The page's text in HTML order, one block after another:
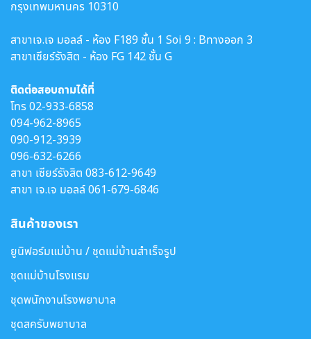
กรุงเทพมหานคร 10310
สาขาเจ.เจ มอลล์ - ห้อง F189 ชั้น 1 Soi 9 : Bทางออก 3
สาขาเซียร์รังสิต - ห้อง FG 142 ชั้น G
ติดต่อสอบถามได้ที่
โทร02-933-6858
094-962-8965
090-912-3939
096-632-6266
สาขา เซียร์รังสิต 083-612-9649
สาขา เจ.เจ มอลล์061-679-6846
สินค้าของเรา
ยูนิฟอร์มแม่บ้าน / ชุดแม่บ้านสำเร็จรูป
ชุดแม่บ้านโรงแรม
ชุดพนักงานโรงพยาบาล
ชุดสครับพยาบาล